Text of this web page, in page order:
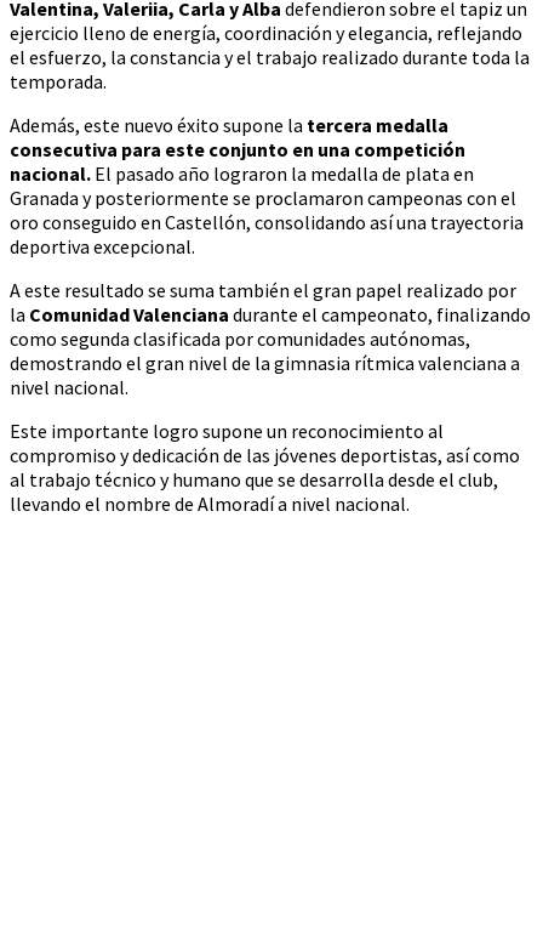
Valentina, Valeriia, Carla y Alba defendieron sobre el tapiz un
ejercicio lleno de energía, coordinación y elegancia, reflejando
el esfuerzo, la constancia y el trabajo realizado durante toda la
temporada.
Además, este nuevo éxito supone la tercera medalla
consecutiva para este conjunto en una competición
nacional. El pasado año lograron la medalla de plata en
Granada y posteriormente se proclamaron campeonas con el
oro conseguido en Castellón, consolidando así una trayectoria
deportiva excepcional.
A este resultado se suma también el gran papel realizado por
la Comunidad Valenciana durante el campeonato, finalizando
como segunda clasificada por comunidades autónomas,
demostrando el gran nivel de la gimnasia rítmica valenciana a
nivel nacional.
Este importante logro supone un reconocimiento al
compromiso y dedicación de las jóvenes deportistas, así como
al trabajo técnico y humano que se desarrolla desde el club,
llevando el nombre de Almoradí a nivel nacional.